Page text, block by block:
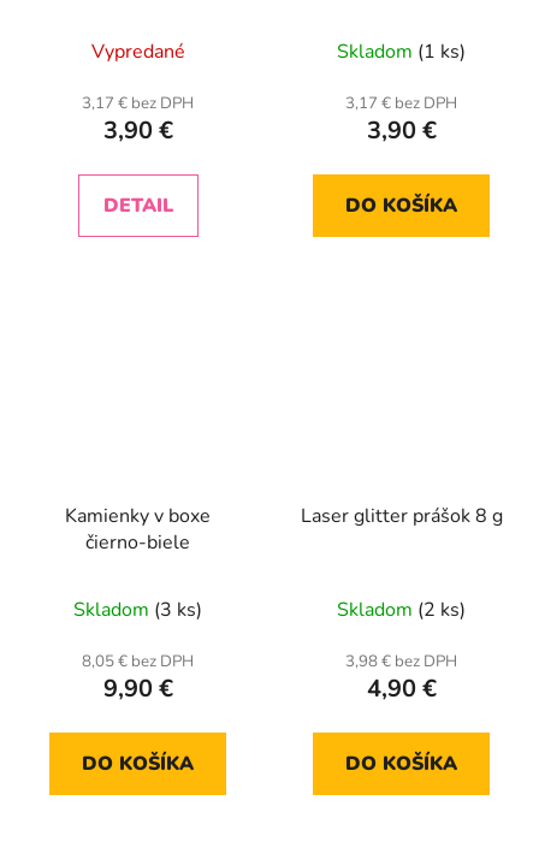
Vypredané
3,17 € bez DPH
3,90 €
DETAIL
Skladom (1 ks)
3,17 € bez DPH
3,90 €
DO KOŠÍKA
Kamienky v boxe
čierno-biele
Skladom (3 ks)
8,05 € bez DPH
9,90 €
DO KOŠÍKA
Laser glitter prášok 8 g
Skladom (2 ks)
3,98 € bez DPH
4,90 €
DO KOŠÍKA